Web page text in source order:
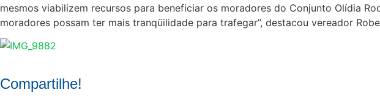
mesmos viabilizem recursos para beneficiar os moradores do Conjunto Olídia
moradores possam ter mais tranqüilidade para trafegar”, destacou vereador
Compartilhe!